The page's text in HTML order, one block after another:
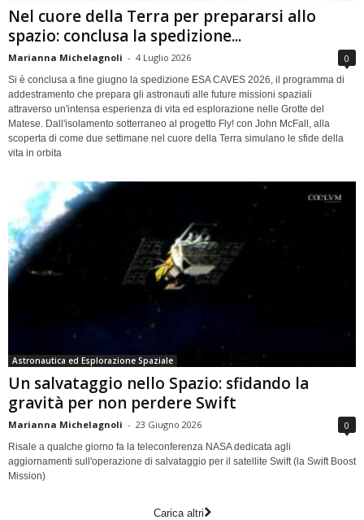
Nel cuore della Terra per prepararsi allo
spazio: conclusa la spedizione...
Marianna Michelagnoli - 4 Luglio 2026 0
Si è conclusa a fine giugno la spedizione ESA CAVES 2026, il programma di
addestramento che prepara gli astronauti alle future missioni spaziali
attraverso un'intensa esperienza di vita ed esplorazione nelle Grotte del
Matese. Dall'isolamento sotterraneo al progetto Fly! con John McFall, alla
scoperta di come due settimane nel cuore della Terra simulano le sfide della
vita in orbita
Astronautica ed Esplorazione Spaziale
Un salvataggio nello Spazio: sfidando la
gravità per non perdere Swift
Marianna Michelagnoli - 23 Giugno 2026 0
Risale a qualche giorno fa la teleconferenza NASA dedicata agli
aggiornamenti sull'operazione di salvataggio per il satellite Swift (la Swift Boost
Mission)
Carica altri